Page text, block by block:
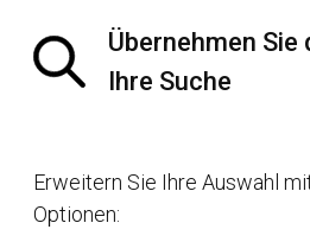
Übernehmen
Ihre Suche
Erweitern Sie Ihre Auswahl
Optionen: